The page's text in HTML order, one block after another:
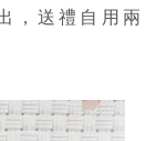
，送禮自用兩